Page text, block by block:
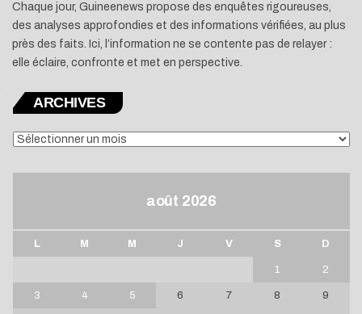
Chaque jour, Guineenews propose des enquêtes rigoureuses,
des analyses approfondies et des informations vérifiées, au plus
près des faits. Ici, l’information ne se contente pas de relayer :
elle éclaire, confronte et met en perspective.
ARCHIVES
ARCHIVES
août 2026
L M M J V S D
1 2
3 4 5 6 7 8 9